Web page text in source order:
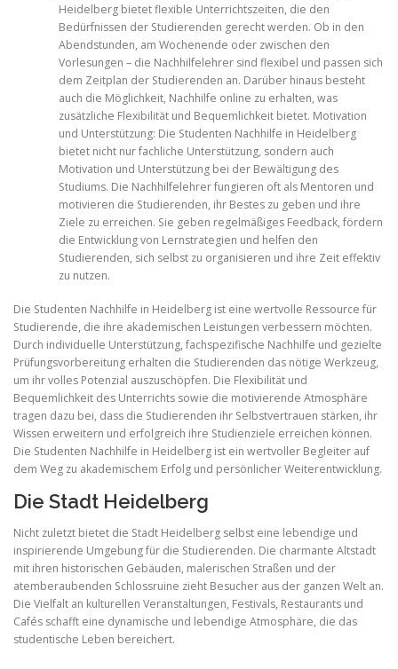
Heidelberg bietet flexible Unterrichtszeiten, die den
Bedürfnissen der Studierenden gerecht werden. Ob in den
Abendstunden, am Wochenende oder zwischen den
Vorlesungen – die Nachhilfelehrer sind flexibel und passen sich
dem Zeitplan der Studierenden an. Darüber hinaus besteht
auch die Möglichkeit, Nachhilfe online zu erhalten, was
zusätzliche Flexibilität und Bequemlichkeit bietet. Motivation
und Unterstützung: Die Studenten Nachhilfe in Heidelberg
bietet nicht nur fachliche Unterstützung, sondern auch
Motivation und Unterstützung bei der Bewältigung des
Studiums. Die Nachhilfelehrer fungieren oft als Mentoren und
motivieren die Studierenden, ihr Bestes zu geben und ihre
Ziele zu erreichen. Sie geben regelmäßiges Feedback, fördern
die Entwicklung von Lernstrategien und helfen den
Studierenden, sich selbst zu organisieren und ihre Zeit effektiv
zu nutzen.
Die Studenten Nachhilfe in Heidelberg ist eine wertvolle Ressource für
Studierende, die ihre akademischen Leistungen verbessern möchten.
Durch individuelle Unterstützung, fachspezifische Nachhilfe und gezielte
Prüfungsvorbereitung erhalten die Studierenden das nötige Werkzeug,
um ihr volles Potenzial auszuschöpfen. Die Flexibilität und
Bequemlichkeit des Unterrichts sowie die motivierende Atmosphäre
tragen dazu bei, dass die Studierenden ihr Selbstvertrauen stärken, ihr
Wissen erweitern und erfolgreich ihre Studienziele erreichen können.
Die Studenten Nachhilfe in Heidelberg ist ein wertvoller Begleiter auf
dem Weg zu akademischem Erfolg und persönlicher Weiterentwicklung.
Die Stadt Heidelberg
Nicht zuletzt bietet die Stadt Heidelberg selbst eine lebendige und
inspirierende Umgebung für die Studierenden. Die charmante Altstadt
mit ihren historischen Gebäuden, malerischen Straßen und der
atemberaubenden Schlossruine zieht Besucher aus der ganzen Welt an.
Die Vielfalt an kulturellen Veranstaltungen, Festivals, Restaurants und
Cafés schafft eine dynamische und lebendige Atmosphäre, die das
studentische Leben bereichert.